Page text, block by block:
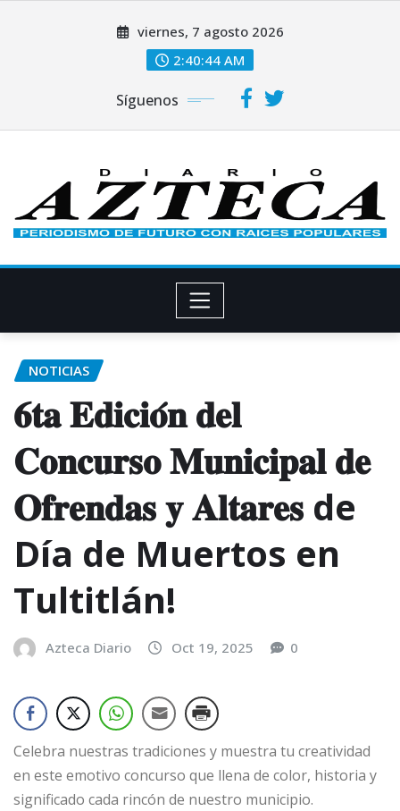
viernes, 7 agosto 2026
2:40:44 AM
Síguenos
NOTICIAS
𝟔𝐭𝐚 𝐄𝐝𝐢𝐜𝐢𝐨́𝐧 𝐝𝐞𝐥
𝐂𝐨𝐧𝐜𝐮𝐫𝐬𝐨 𝐌𝐮𝐧𝐢𝐜𝐢𝐩𝐚𝐥 𝐝𝐞
𝐎𝐟𝐫𝐞𝐧𝐝𝐚𝐬 𝐲 𝐀𝐥𝐭𝐚𝐫𝐞𝐬 de
Día de Muertos en
Tultitlán!
Azteca Diario Oct 19, 2025 0
Celebra nuestras tradiciones y muestra tu creatividad
en este emotivo concurso que llena de color, historia y
significado cada rincón de nuestro municipio.